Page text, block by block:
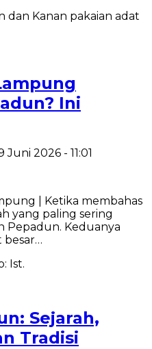
Ini
Juni 2026 - 11:01
| Ketika membahas
yang paling sering
Pepadun. Keduanya
besar…
Sejarah,
Tradisi